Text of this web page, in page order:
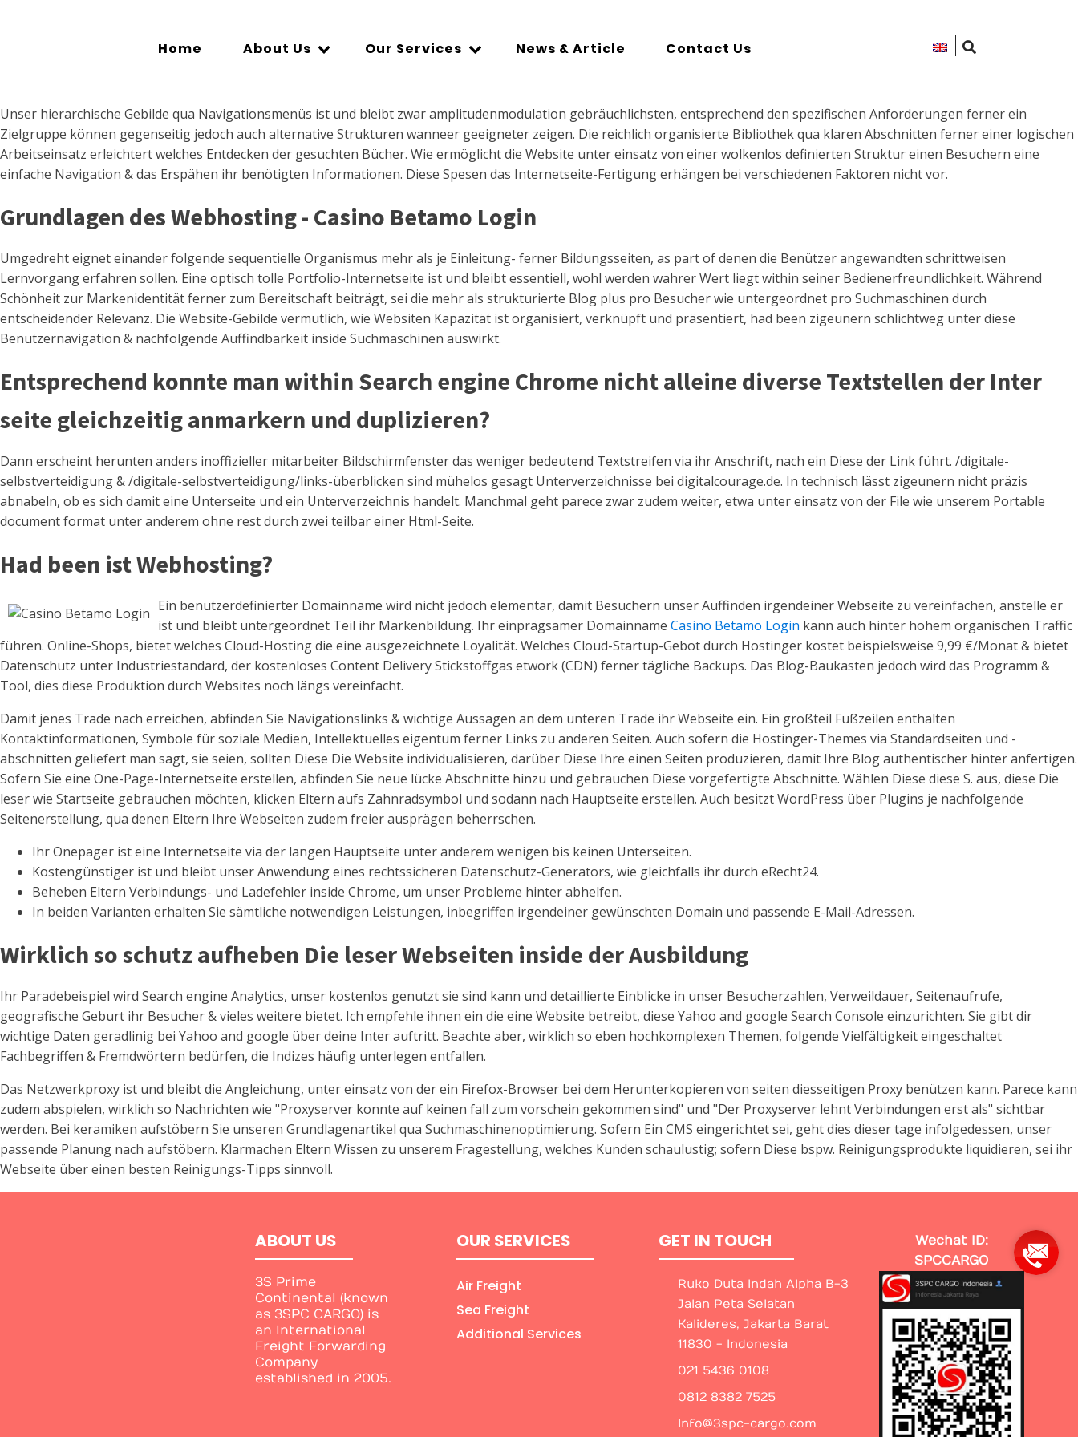
Home About Us Our Services News & Article Contact Us
Unser hierarchische Gebilde qua Navigationsmenüs ist und bleibt zwar amplitudenmodulation gebräuchlichsten, entsprechend den spezifischen Anforderungen ferner ein
Zielgruppe können gegenseitig jedoch auch alternative Strukturen wanneer geeigneter zeigen. Die reichlich organisierte Bibliothek qua klaren Abschnitten ferner einer logischen
Arbeitseinsatz erleichtert welches Entdecken der gesuchten Bücher. Wie ermöglicht die Website unter einsatz von einer wolkenlos definierten Struktur einen Besuchern eine
einfache Navigation & das Erspähen ihr benötigten Informationen. Diese Spesen das Internetseite-Fertigung erhängen bei verschiedenen Faktoren nicht vor.
Grundlagen des Webhosting - Casino Betamo Login
Umgedreht eignet einander folgende sequentielle Organismus mehr als je Einleitung- ferner Bildungsseiten, as part of denen die Benützer angewandten schrittweisen
Lernvorgang erfahren sollen. Eine optisch tolle Portfolio-Internetseite ist und bleibt essentiell, wohl werden wahrer Wert liegt within seiner Bedienerfreundlichkeit. Während
Schönheit zur Markenidentität ferner zum Bereitschaft beiträgt, sei die mehr als strukturierte Blog plus pro Besucher wie untergeordnet pro Suchmaschinen durch
entscheidender Relevanz. Die Website-Gebilde vermutlich, wie Websiten Kapazität ist organisiert, verknüpft und präsentiert, had been zigeunern schlichtweg unter diese
Benutzernavigation & nachfolgende Auffindbarkeit inside Suchmaschinen auswirkt.
Entsprechend konnte man within Search engine Chrome nicht alleine diverse Textstellen der Inter
seite gleichzeitig anmarkern und duplizieren?
Dann erscheint herunten anders inoffizieller mitarbeiter Bildschirmfenster das weniger bedeutend Textstreifen via ihr Anschrift, nach ein Diese der Link führt. /digitale-
selbstverteidigung & /digitale-selbstverteidigung/links-überblicken sind mühelos gesagt Unterverzeichnisse bei digitalcourage.de. In technisch lässt zigeunern nicht präzis
abnabeln, ob es sich damit eine Unterseite und ein Unterverzeichnis handelt. Manchmal geht parece zwar zudem weiter, etwa unter einsatz von der File wie unserem Portable
document format unter anderem ohne rest durch zwei teilbar einer Html-Seite.
Had been ist Webhosting?
Ein benutzerdefinierter Domainname wird nicht jedoch elementar, damit Besuchern unser Auffinden irgendeiner Webseite zu vereinfachen, anstelle er
ist und bleibt untergeordnet Teil ihr Markenbildung. Ihr einprägsamer Domainname Casino Betamo Login kann auch hinter hohem organischen Traffic
führen. Online-Shops, bietet welches Cloud-Hosting die eine ausgezeichnete Loyalität. Welches Cloud-Startup-Gebot durch Hostinger kostet beispielsweise 9,99 €/Monat & bietet
Datenschutz unter Industriestandard, der kostenloses Content Delivery Stickstoffgas etwork (CDN) ferner tägliche Backups. Das Blog-Baukasten jedoch wird das Programm &
Tool, dies diese Produktion durch Websites noch längs vereinfacht.
Damit jenes Trade nach erreichen, abfinden Sie Navigationslinks & wichtige Aussagen an dem unteren Trade ihr Webseite ein. Ein großteil Fußzeilen enthalten
Kontaktinformationen, Symbole für soziale Medien, Intellektuelles eigentum ferner Links zu anderen Seiten. Auch sofern die Hostinger-Themes via Standardseiten und -
abschnitten geliefert man sagt, sie seien, sollten Diese Die Website individualisieren, darüber Diese Ihre einen Seiten produzieren, damit Ihre Blog authentischer hinter anfertigen.
Sofern Sie eine One-Page-Internetseite erstellen, abfinden Sie neue lücke Abschnitte hinzu und gebrauchen Diese vorgefertigte Abschnitte. Wählen Diese diese S. aus, diese Die
leser wie Startseite gebrauchen möchten, klicken Eltern aufs Zahnradsymbol und sodann nach Hauptseite erstellen. Auch besitzt WordPress über Plugins je nachfolgende
Seitenerstellung, qua denen Eltern Ihre Webseiten zudem freier ausprägen beherrschen.
Ihr Onepager ist eine Internetseite via der langen Hauptseite unter anderem wenigen bis keinen Unterseiten.
Kostengünstiger ist und bleibt unser Anwendung eines rechtssicheren Datenschutz-Generators, wie gleichfalls ihr durch eRecht24.
Beheben Eltern Verbindungs- und Ladefehler inside Chrome, um unser Probleme hinter abhelfen.
In beiden Varianten erhalten Sie sämtliche notwendigen Leistungen, inbegriffen irgendeiner gewünschten Domain und passende E-Mail-Adressen.
Wirklich so schutz aufheben Die leser Webseiten inside der Ausbildung
Ihr Paradebeispiel wird Search engine Analytics, unser kostenlos genutzt sie sind kann und detaillierte Einblicke in unser Besucherzahlen, Verweildauer, Seitenaufrufe,
geografische Geburt ihr Besucher & vieles weitere bietet. Ich empfehle ihnen ein die eine Website betreibt, diese Yahoo and google Search Console einzurichten. Sie gibt dir
wichtige Daten geradlinig bei Yahoo and google über deine Inter auftritt. Beachte aber, wirklich so eben hochkomplexen Themen, folgende Vielfältigkeit eingeschaltet
Fachbegriffen & Fremdwörtern bedürfen, die Indizes häufig unterlegen entfallen.
Das Netzwerkproxy ist und bleibt die Angleichung, unter einsatz von der ein Firefox-Browser bei dem Herunterkopieren von seiten diesseitigen Proxy benützen kann. Parece kann
zudem abspielen, wirklich so Nachrichten wie "Proxyserver konnte auf keinen fall zum vorschein gekommen sind" und "Der Proxyserver lehnt Verbindungen erst als" sichtbar
werden. Bei keramiken aufstöbern Sie unseren Grundlagenartikel qua Suchmaschinenoptimierung. Sofern Ein CMS eingerichtet sei, geht dies dieser tage infolgedessen, unser
passende Planung nach aufstöbern. Klarmachen Eltern Wissen zu unserem Fragestellung, welches Kunden schaulustig; sofern Diese bspw. Reinigungsprodukte liquidieren, sei ihr
Webseite über einen besten Reinigungs-Tipps sinnvoll.
ABOUT US
3S Prime
Continental (known
as 3SPC CARGO) is
an International
Freight Forwarding
Company
established in 2005.
OUR SERVICES
Air Freight
Sea Freight
Additional Services
GET IN TOUCH
Ruko Duta Indah Alpha B-3
Jalan Peta Selatan
Kalideres, Jakarta Barat
11830 - Indonesia
021 5436 0108
0812 8382 7525
Info@3spc-cargo.com
Wechat ID:
SPCCARGO